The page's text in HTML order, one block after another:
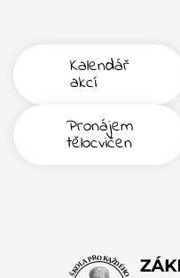
Kalendář
akcí
Pronájem
tělocvičen